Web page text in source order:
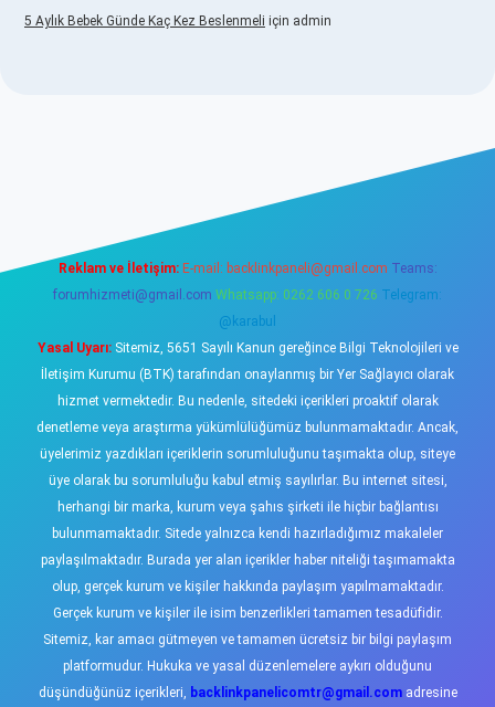
5 Aylık Bebek Günde Kaç Kez Beslenmeli için admin
Reklam ve İletişim: E-mail: backlinkpaneli@gmail.com Teams:
forumhizmeti@gmail.com Whatsapp: 0262 606 0 726 Telegram:
@karabul
Yasal Uyarı:Sitemiz, 5651 Sayılı Kanun gereğince Bilgi Teknolojileri ve
İletişim Kurumu (BTK) tarafından onaylanmış bir Yer Sağlayıcı olarak
hizmet vermektedir. Bu nedenle, sitedeki içerikleri proaktif olarak
denetleme veya araştırma yükümlülüğümüz bulunmamaktadır. Ancak,
üyelerimiz yazdıkları içeriklerin sorumluluğunu taşımakta olup, siteye
üye olarak bu sorumluluğu kabul etmiş sayılırlar. Bu internet sitesi,
herhangi bir marka, kurum veya şahıs şirketi ile hiçbir bağlantısı
bulunmamaktadır. Sitede yalnızca kendi hazırladığımız makaleler
paylaşılmaktadır. Burada yer alan içerikler haber niteliği taşımamakta
olup, gerçek kurum ve kişiler hakkında paylaşım yapılmamaktadır.
Gerçek kurum ve kişiler ile isim benzerlikleri tamamen tesadüfidir.
Sitemiz, kar amacı gütmeyen ve tamamen ücretsiz bir bilgi paylaşım
platformudur. Hukuka ve yasal düzenlemelere aykırı olduğunu
düşündüğünüz içerikleri, backlinkpanelicomtr@gmail.comadresine